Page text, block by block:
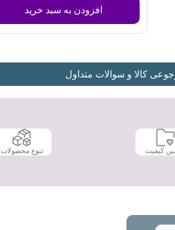
افزودن به سبد خرید
کالا و سوالات متداول
کیفیت تنوع محصولات